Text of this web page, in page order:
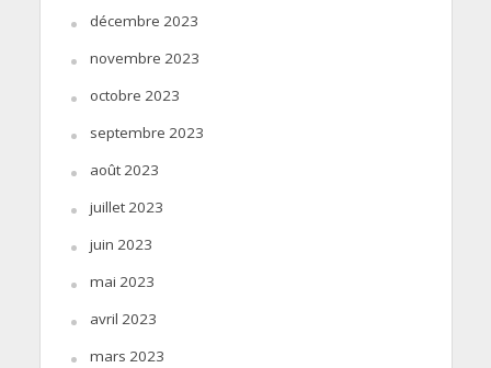
décembre 2023
novembre 2023
octobre 2023
septembre 2023
août 2023
juillet 2023
juin 2023
mai 2023
avril 2023
mars 2023